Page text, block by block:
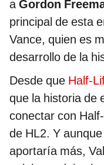
a Gordon
principal de esta
Vance, quien es
desarrollo de la
Desde que Half-
que la historia de
conectar con
de HL2. Y
aportaría más,